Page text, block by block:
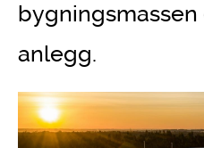
anlegg.